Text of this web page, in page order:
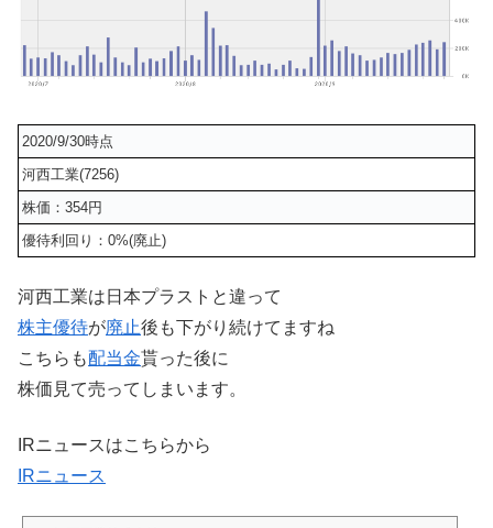
2020/9/30時点
河西工業(7256)
株価：354円
優待利回り：0%(廃止)
河西工業は日本プラストと違って
株主優待が廃止後も下がり続けてますね
こちらも配当金貰った後に
株価見て売ってしまいます。
IRニュースはこちらから
IRニュース